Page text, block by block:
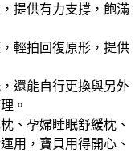
提供有力支撐，飽滿
輕拍回復原形，提供
還能自行更換與另外
。
、孕婦睡眠舒緩枕、
用，寶貝用得開心、